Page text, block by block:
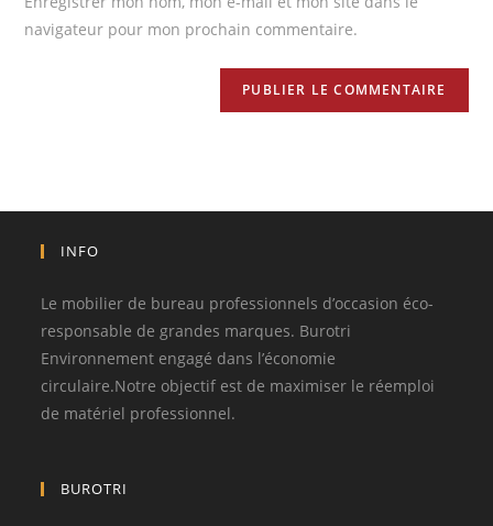
navigateur pour mon prochain commentaire.
INFO
Le mobilier de bureau professionnels d’occasion éco-
responsable de grandes marques. Burotri
Environnement engagé dans l’économie
circulaire.Notre objectif est de maximiser le réemploi
de matériel professionnel.
BUROTRI